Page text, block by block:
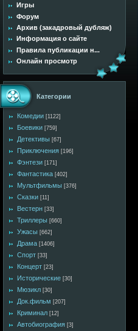
Игры
Форум
Архив (закадровый дубляж)
Информация о сайте
Правила публикации н...
Онлайн просмотр
Категории
Комедии [1122]
Боевики [759]
Детективы [67]
Приключения [196]
Фэнтези [171]
Фантастика [402]
Мультфильмы [376]
Сказки [11]
Вестерн [33]
Триллеры [660]
Ужасы [662]
Драма [1406]
Спорт [33]
Концерт [23]
Исторические [30]
Мюзикл [30]
Док.фильм [207]
Криминал [12]
Автобиография [3]